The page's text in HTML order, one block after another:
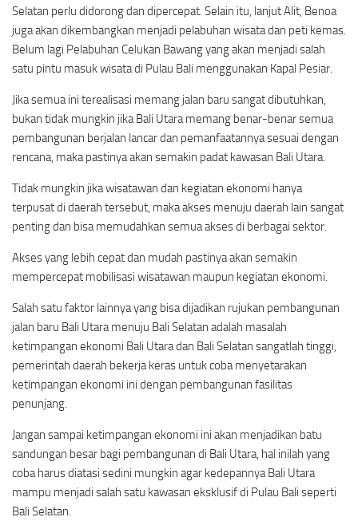
Selatan perlu didorong dan dipercepat. Selain itu, lanjut Alit, Benoa
juga akan dikembangkan menjadi pelabuhan wisata dan peti kemas.
Belum lagi Pelabuhan Celukan Bawang yang akan menjadi salah
satu pintu masuk wisata di Pulau Bali menggunakan Kapal Pesiar.
Jika semua ini terealisasi memang jalan baru sangat dibutuhkan,
bukan tidak mungkin jika Bali Utara memang benar-benar semua
pembangunan berjalan lancar dan pemanfaatannya sesuai dengan
rencana, maka pastinya akan semakin padat kawasan Bali Utara.
Tidak mungkin jika wisatawan dan kegiatan ekonomi hanya
terpusat di daerah tersebut, maka akses menuju daerah lain sangat
penting dan bisa memudahkan semua akses di berbagai sektor.
Akses yang lebih cepat dan mudah pastinya akan semakin
mempercepat mobilisasi wisatawan maupun kegiatan ekonomi.
Salah satu faktor lainnya yang bisa dijadikan rujukan pembangunan
jalan baru Bali Utara menuju Bali Selatan adalah masalah
ketimpangan ekonomi Bali Utara dan Bali Selatan sangatlah tinggi,
pemerintah daerah bekerja keras untuk coba menyetarakan
ketimpangan ekonomi ini dengan pembangunan fasilitas
penunjang.
Jangan sampai ketimpangan ekonomi ini akan menjadikan batu
sandungan besar bagi pembangunan di Bali Utara, hal inilah yang
coba harus diatasi sedini mungkin agar kedepannya Bali Utara
mampu menjadi salah satu kawasan eksklusif di Pulau Bali seperti
Bali Selatan.